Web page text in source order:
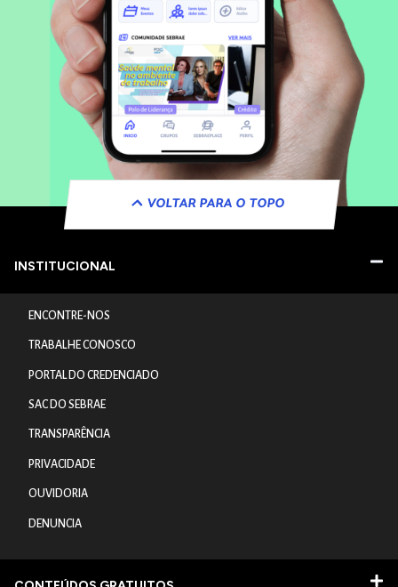
VOLTAR PARA O TOPO
INSTITUCIONAL
ENCONTRE-NOS
TRABALHE CONOSCO
PORTAL DO CREDENCIADO
SAC DO SEBRAE
TRANSPARÊNCIA
PRIVACIDADE
OUVIDORIA
DENUNCIA